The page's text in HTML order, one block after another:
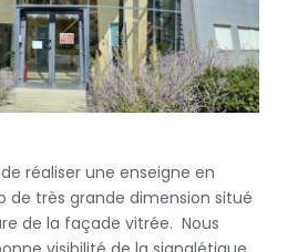
réaliser une enseigne en
de très grande dimension situé
de la façade vitrée. Nous